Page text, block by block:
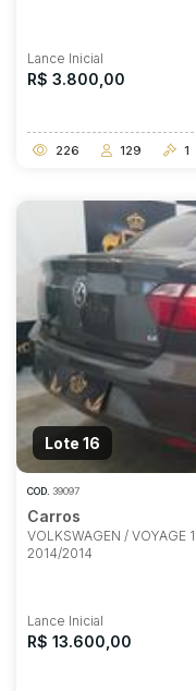
Lance Inicial
R$ 3.800,00
226 129 1
Lote 16
COD. 39097
Carros
VOLKSWAGEN / VOYAGE
2014/2014
Lance Inicial
R$ 13.600,00